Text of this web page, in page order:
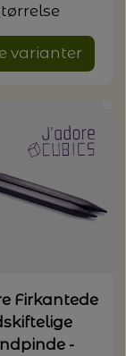
varianter
Firkantede
-